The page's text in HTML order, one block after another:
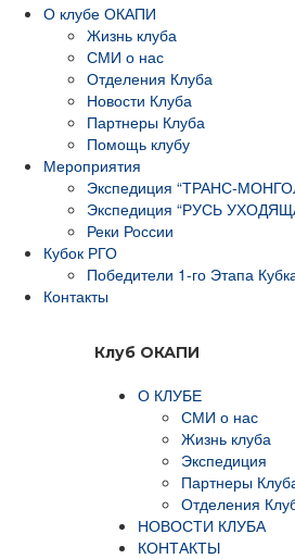
О клубе ОКАПИ
Жизнь клуба
СМИ о нас
Отделения Клуба
Новости Клуба
Партнеры Клуба
Помощь клубу
Мероприятия
Экспедиция “ТРАНС-
Экспедиция “РУСЬ
Реки России
Кубок РГО
Победители 1-го Этапа
Контакты
Клуб ОКАПИ
О КЛУБЕ
СМИ о нас
Жизнь клуба
Экспедиция
Партнеры
Отделения
НОВОСТИ КЛУБА
КОНТАКТЫ